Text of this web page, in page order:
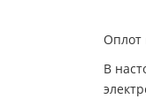
Оплот
В